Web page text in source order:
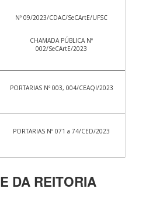
Nº 09/2023/CDAC/SeCArtE/UFSC
CHAMADA PÚBLICA Nº
002/SeCArtE/2023
PORTARIAS Nº 003, 004/CEAQI/2023
PORTARIAS Nº 071 a 74/CED/2023
DA REITORIA